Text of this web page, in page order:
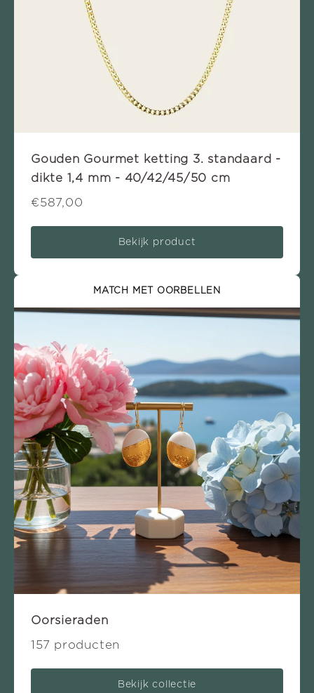
Gouden Gourmet ketting 3. standaard -
dikte 1,4 mm - 40/42/45/50 cm
€587,00
Bekijk product
MATCH MET OORBELLEN
Oorsieraden
157 producten
Bekijk collectie